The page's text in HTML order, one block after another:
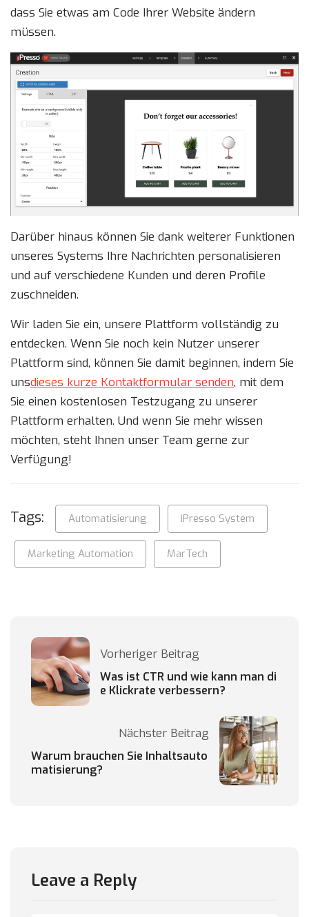
dass Sie etwas am Code Ihrer Website ändern
müssen.
Darüber hinaus können Sie dank weiterer Funktionen
unseres Systems Ihre Nachrichten personalisieren
und auf verschiedene Kunden und deren Profile
zuschneiden.
Wir laden Sie ein, unsere Plattform vollständig zu
entdecken. Wenn Sie noch kein Nutzer unserer
Plattform sind, können Sie damit beginnen, indem Sie
unsdieses kurze Kontaktformular senden, mit dem
Sie einen kostenlosen Testzugang zu unserer
Plattform erhalten. Und wenn Sie mehr wissen
möchten, steht Ihnen unser Team gerne zur
Verfügung!
Tags: Automatisierung iPresso System
Marketing Automation MarTech
Vorheriger Beitrag
Was ist CTR und wie kann man di
e Klickrate verbessern?
Nächster Beitrag
Warum brauchen Sie Inhaltsauto
matisierung?
Leave a Reply